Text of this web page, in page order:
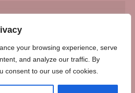
your browsing experience, serve
and analyze our traffic. By
consent to our use of cookies.
Zomerperiode.nl - Winterperiode.nl-